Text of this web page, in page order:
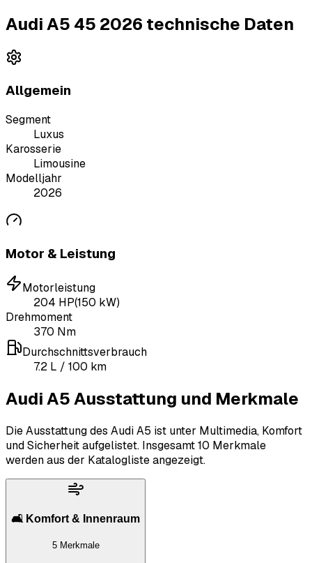
Audi A5 45 2026 technische Daten
Allgemein
Segment
Luxus
Karosserie
Limousine
Modelljahr
2026
Motor & Leistung
Motorleistung
204 HP(150 kW)
Drehmoment
370 Nm
Durchschnittsverbrauch
7.2 L / 100 km
Audi A5 Ausstattung und Merkmale
Die Ausstattung des Audi A5 ist unter Multimedia, Komfort
und Sicherheit aufgelistet. Insgesamt 10 Merkmale
werden aus der Katalogliste angezeigt.
🛋️ Komfort & Innenraum
5 Merkmale